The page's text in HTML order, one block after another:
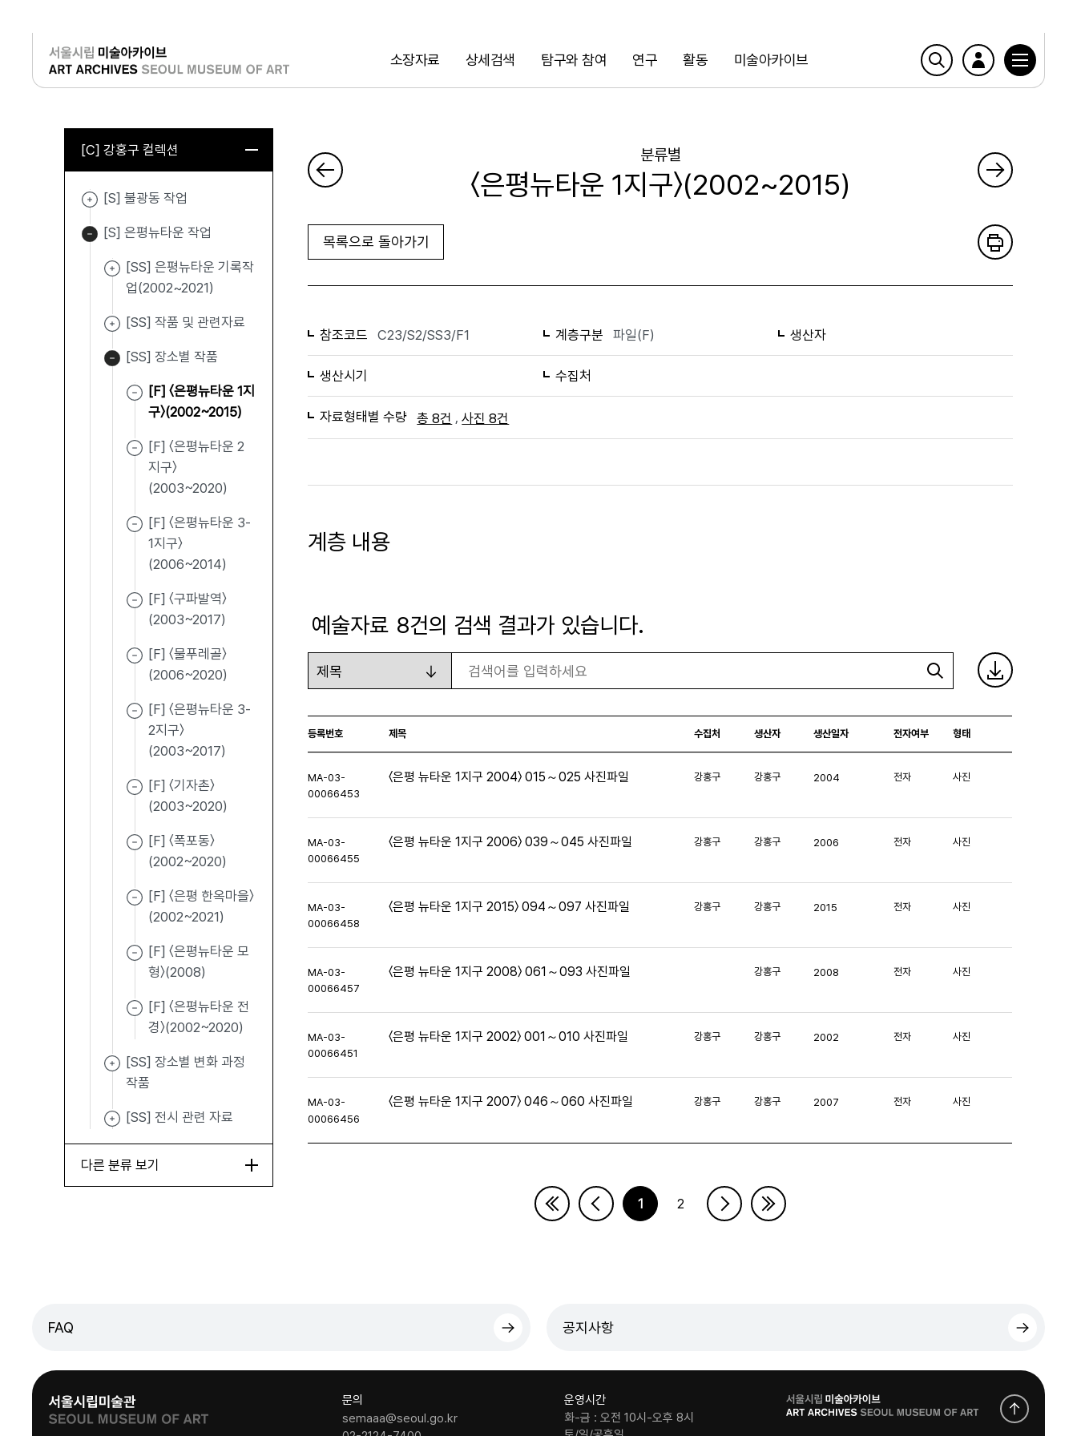
소장자료 상세검색 탐구와 참여 연구 활동 미술아카이브
검색
로그인
[C] 강홍구 컬렉션
[S] 불광동 작업
[S] 은평뉴타운 작업
[SS] 은평뉴타운 기록작
업(2002~2021)
[SS] 작품 및 관련자료
[SS] 장소별 작품
[F] 〈은평뉴타운 1지
구〉(2002~2015)
[F] 〈은평뉴타운 2
지구〉
(2003~2020)
[F] 〈은평뉴타운 3-
1지구〉
(2006~2014)
[F] 〈구파발역〉
(2003~2017)
[F] 〈물푸레골〉
(2006~2020)
[F] 〈은평뉴타운 3-
2지구〉
(2003~2017)
[F] 〈기자촌〉
(2003~2020)
[F] 〈폭포동〉
(2002~2020)
[F] 〈은평 한옥마을〉
(2002~2021)
[F] 〈은평뉴타운 모
형〉(2008)
[F] 〈은평뉴타운 전
경〉(2002~2020)
[SS] 장소별 변화 과정
작품
[SS] 전시 관련 자료
다른 분류 보기
분류별
〈은평뉴타운 1지구〉(2002~2015)
목록으로 돌아가기
참조코드 C23/S2/SS3/F1 계층구분 파일(F) 생산자
생산시기 수집처
자료형태별 수량 총 8건 ,사진 8건
계층 내용
예술자료 8건의 검색 결과가 있습니다.
검색
등록번호 제목 수집처 생산자 생산일자 전자여부 형태
MA-03-
00066453
〈은평 뉴타운 1지구 2004〉 015～025 사진파일 강홍구 강홍구 2004 전자 사진
MA-03-
00066455
〈은평 뉴타운 1지구 2006〉 039～045 사진파일 강홍구 강홍구 2006 전자 사진
MA-03-
00066458
〈은평 뉴타운 1지구 2015〉 094～097 사진파일 강홍구 강홍구 2015 전자 사진
MA-03-
00066457
〈은평 뉴타운 1지구 2008〉 061～093 사진파일 강홍구 2008 전자 사진
MA-03-
00066451
〈은평 뉴타운 1지구 2002〉 001～010 사진파일 강홍구 강홍구 2002 전자 사진
MA-03-
00066456
〈은평 뉴타운 1지구 2007〉 046～060 사진파일 강홍구 강홍구 2007 전자 사진
1 2
FAQ 공지사항
문의
semaaa@seoul.go.kr
운영시간
화-금 : 오전 10시-오후 8시
로
고